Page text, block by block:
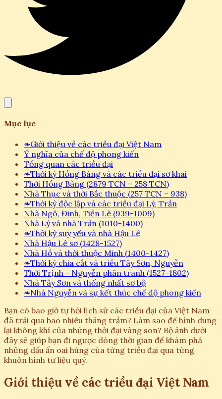
Mục lục
❧Giới thiệu về các triều đại Việt Nam
Ý nghĩa của chế độ phong kiến
Tổng quan các triều đại
❧Thời kỳ Hồng Bàng và các triều đại sơ khai
Thời Hồng Bàng (2879 TCN – 258 TCN)
Nhà Thục và thời Bắc thuộc (257 TCN – 938)
❧Thời kỳ độc lập và các triều đại Lý, Trần
Nhà Ngô, Đinh, Tiền Lê (939-1009)
Nhà Lý và nhà Trần (1010-1400)
❧Thời kỳ suy yếu và nhà Hậu Lê
Nhà Hậu Lê sơ (1428-1527)
Nhà Hồ và thời thuộc Minh (1400-1427)
❧Thời kỳ chia cắt và triều Tây Sơn, Nguyễn
Thời Trịnh - Nguyễn phân tranh (1527-1802)
Nhà Tây Sơn và thống nhất sơ bộ
❧Nhà Nguyễn và sự kết thúc chế độ phong kiến
Bạn có bao giờ tự hỏi lịch sử các triều đại của Việt Nam
đã trải qua bao nhiêu thăng trầm? Làm sao để hình dung
lại không khí của những thời đại vàng son? Bộ ảnh dưới
đây sẽ giúp bạn đi ngược dòng thời gian để khám phá
những dấu ấn oai hùng của từng triều đại qua từng
khuôn hình tư liệu quý.
Giới thiệu về các triều đại Việt Nam